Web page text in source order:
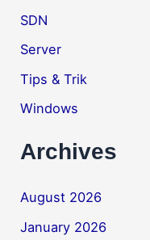
SDN
Server
Tips & Trik
Windows
Archives
August 2026
January 2026